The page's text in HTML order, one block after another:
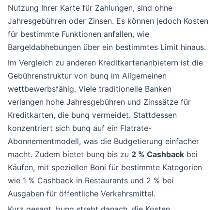
Nutzung Ihrer Karte für Zahlungen, sind ohne
Jahresgebühren oder Zinsen. Es können jedoch Kosten
für bestimmte Funktionen anfallen, wie
Bargeldabhebungen über ein bestimmtes Limit hinaus.
Im Vergleich zu anderen Kreditkartenanbietern ist die
Gebührenstruktur von bunq im Allgemeinen
wettbewerbsfähig. Viele traditionelle Banken
verlangen hohe Jahresgebühren und Zinssätze für
Kreditkarten, die bunq vermeidet. Stattdessen
konzentriert sich bunq auf ein Flatrate-
Abonnementmodell, was die Budgetierung einfacher
macht. Zudem bietet bunq bis zu 2 % Cashback bei
Käufen, mit speziellen Boni für bestimmte Kategorien
wie 1 % Cashback in Restaurants und 2 % bei
Ausgaben für öffentliche Verkehrsmittel.